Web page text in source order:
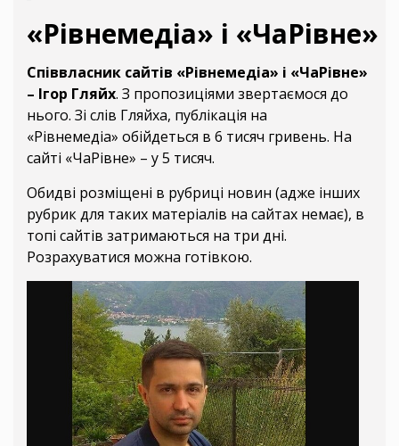
«Рівнемедіа» і «ЧаРівне»
Співвласник сайтів «Рівнемедіа» і «ЧаРівне»
– Ігор Гляйх. З пропозиціями звертаємося до
нього. Зі слів Гляйха, публікація на
«Рівнемедіа» обійдеться в 6 тисяч гривень. На
сайті «ЧаРівне» – у 5 тисяч.
Обидві розміщені в рубриці новин (адже інших
рубрик для таких матеріалів на сайтах немає), в
топі сайтів затримаються на три дні.
Розрахуватися можна готівкою.